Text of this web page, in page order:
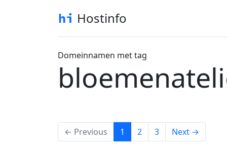
Hostinfo
Domeinnamen met tag
← Previous 1 (current)
2 3 Next →